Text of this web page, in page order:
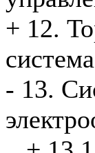
+ 12.
система
- 13.